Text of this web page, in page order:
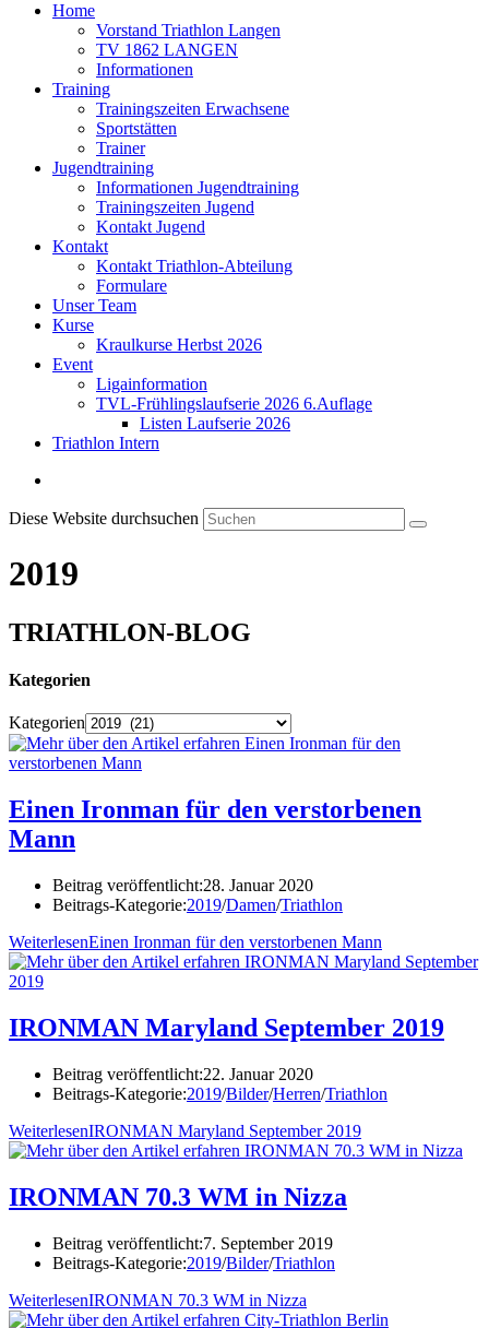
Home
Vorstand Triathlon Langen
TV 1862 LANGEN
Informationen
Training
Trainingszeiten Erwachsene
Sportstätten
Trainer
Jugendtraining
Informationen Jugendtraining
Trainingszeiten Jugend
Kontakt Jugend
Kontakt
Kontakt Triathlon-Abteilung
Formulare
Unser Team
Kurse
Kraulkurse Herbst 2026
Event
Ligainformation
TVL-Frühlingslaufserie 2026 6.Auflage
Listen Laufserie 2026
Triathlon Intern
Diese Website durchsuchen
2019
TRIATHLON-BLOG
Kategorien
Kategorien
Einen Ironman für den verstorbenen
Mann
Beitrag veröffentlicht:28. Januar 2020
Beitrags-Kategorie:2019/Damen/Triathlon
WeiterlesenEinen Ironman für den verstorbenen Mann
IRONMAN Maryland September 2019
Beitrag veröffentlicht:22. Januar 2020
Beitrags-Kategorie:2019/Bilder/Herren/Triathlon
WeiterlesenIRONMAN Maryland September 2019
IRONMAN 70.3 WM in Nizza
Beitrag veröffentlicht:7. September 2019
Beitrags-Kategorie:2019/Bilder/Triathlon
WeiterlesenIRONMAN 70.3 WM in Nizza